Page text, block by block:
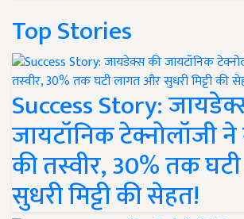
Top Stories
Success Story:
जायटॉनिक टेक्नोलॉजी
की तस्वीर, 30% तक
सुधरी मिट्टी की सेहत!